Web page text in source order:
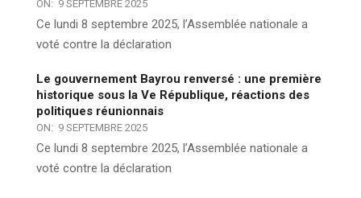
ON: 9 SEPTEMBRE 2025
Ce lundi 8 septembre 2025, l’Assemblée nationale a
voté contre la déclaration
Le gouvernement Bayrou renversé : une première
historique sous la Ve République, réactions des
politiques réunionnais
ON: 9 SEPTEMBRE 2025
Ce lundi 8 septembre 2025, l’Assemblée nationale a
voté contre la déclaration